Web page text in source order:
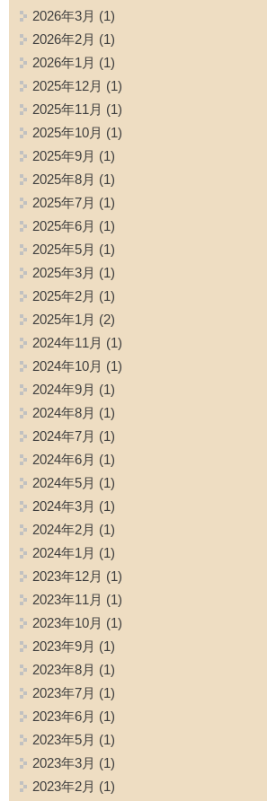
2026年3月 (1)
2026年2月 (1)
2026年1月 (1)
2025年12月 (1)
2025年11月 (1)
2025年10月 (1)
2025年9月 (1)
2025年8月 (1)
2025年7月 (1)
2025年6月 (1)
2025年5月 (1)
2025年3月 (1)
2025年2月 (1)
2025年1月 (2)
2024年11月 (1)
2024年10月 (1)
2024年9月 (1)
2024年8月 (1)
2024年7月 (1)
2024年6月 (1)
2024年5月 (1)
2024年3月 (1)
2024年2月 (1)
2024年1月 (1)
2023年12月 (1)
2023年11月 (1)
2023年10月 (1)
2023年9月 (1)
2023年8月 (1)
2023年7月 (1)
2023年6月 (1)
2023年5月 (1)
2023年3月 (1)
2023年2月 (1)